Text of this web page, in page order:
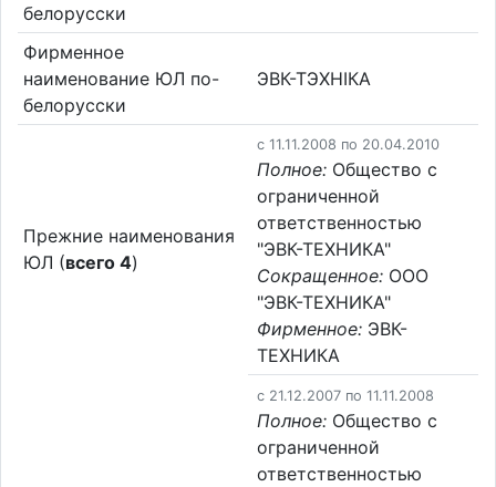
белорусски
Фирменное
наименование ЮЛ по-
белорусски
ЭВК-ТЭХНIКА
Прежние наименования
ЮЛ (всего 4)
c 11.11.2008 по 20.04.2010
Полное: Общество с
ограниченной
ответственностью
"ЭВК-ТЕХНИКА"
Сокращенное: ООО
"ЭВК-ТЕХНИКА"
Фирменное: ЭВК-
ТЕХНИКА
c 21.12.2007 по 11.11.2008
Полное: Общество с
ограниченной
ответственностью